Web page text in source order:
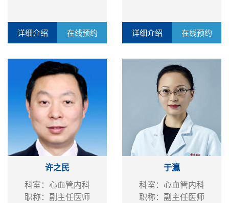
详细介绍 在线预约 详细介绍 在线预约
许之民
科室：心血管内科
职称：副主任医师
于瀛
科室：心血管内科
职称：副主任医师